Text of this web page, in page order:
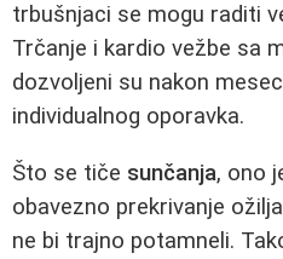
trbušnjaci se mogu raditi
Trčanje i kardio vežbe sa
dozvoljeni su nakon
individualnog oporavka.
Što se tiče sunčanja, ono
obavezno prekrivanje
ne bi trajno potamneli.